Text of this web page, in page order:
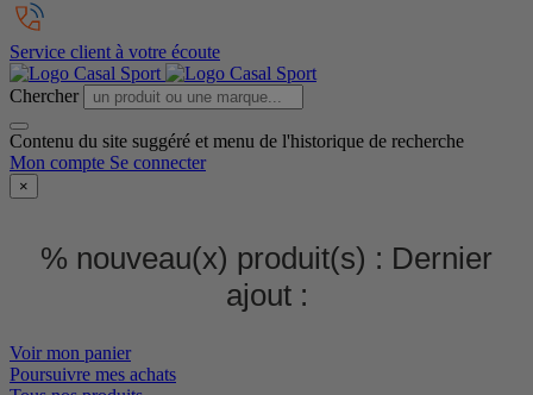
Service client à votre écoute
Chercher
Contenu du site suggéré et menu de l'historique de recherche
Mon compte Se connecter
×
% nouveau(x) produit(s) : Dernier
ajout :
Voir mon panier
Poursuivre mes achats